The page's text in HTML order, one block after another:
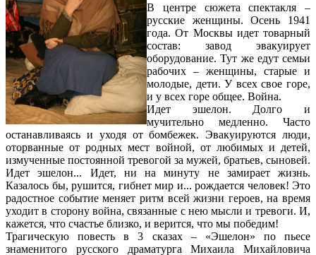
В центре сюжета спектакля –
русские женщины. Осень 1941
года. От Москвы идет товарный
состав: завод эвакуирует
оборудование. Тут же едут семьи
рабочих – женщины, старые и
молодые, дети. У всех свое горе,
и у всех горе общее. Война.
Идет эшелон. Долго и
мучительно медленно. Часто
останавливаясь и уходя от бомбежек. Эвакуируются люди,
оторванные от родных мест войной, от любимых и детей,
измученные постоянной тревогой за мужей, братьев, сыновей.
Идет эшелон... Идет, ни на минуту не замирает жизнь.
Казалось бы, рушится, гибнет мир и... рождается человек! Это
радостное событие меняет ритм всей жизни героев, на время
уходит в сторону война, связанные с нею мысли и тревоги. И,
кажется, что счастье близко, и верится, что мы победим!
Трагическую повесть в 3 сказах – «Эшелон» по пьесе
знаменитого русского драматурга Михаила Михайловича